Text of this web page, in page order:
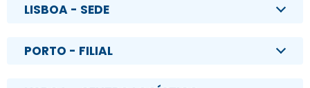
LISBOA - SEDE
PORTO - FILIAL